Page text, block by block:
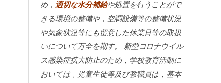
め， 適切な水分補給や処置を行うことがで
きる環境の整備や，空調設備等の整備状況
や気象状況等にも留意した休業日等の取扱
いについて万全を期す。
新型コロナウイル
ス感染症拡大防止のため，学校教育活動に
おいては，児童生徒等及び教職員は，基本